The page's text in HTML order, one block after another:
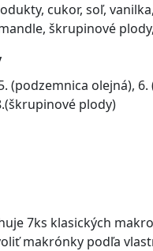
cukor, soľ,
škrupinové
(podzemnica olejná),
plody)
7ks klasických
makrónky podľa